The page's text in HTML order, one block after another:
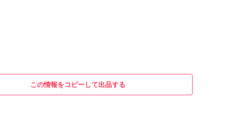
この情報をコピーして出品する